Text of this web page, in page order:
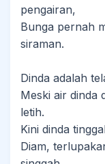
pengairan,
Bunga pernah
siraman.
Dinda adalah
Meski air dinda
letih.
Kini dinda
Diam,